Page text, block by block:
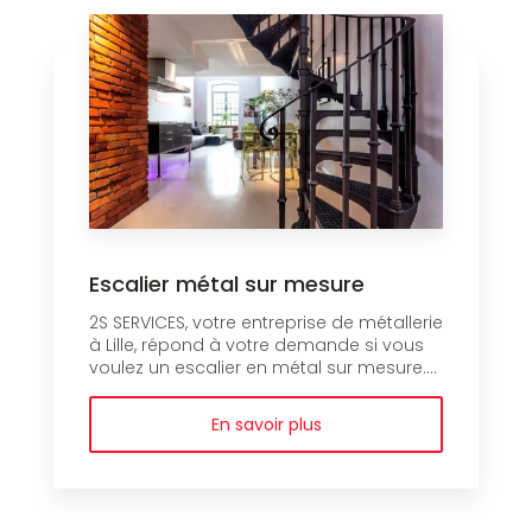
Escalier métal sur mesure
2S SERVICES, votre entreprise de métallerie
à Lille, répond à votre demande si vous
voulez un escalier en métal sur mesure....
En savoir plus